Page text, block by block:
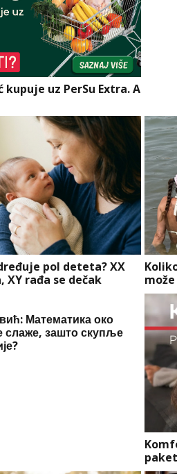
kupuje uz PerSu Extra. A
pol deteta? XX
XY rađa se dečak
Математика око
слаже, зашто скупље